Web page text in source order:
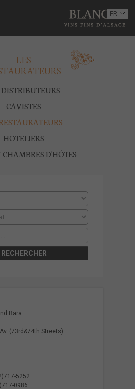
DOMAINE
OENOTOURISME
BOUTIQUE
PRESSE
CONTACT
FR
EN
LES
DISTRIBUTEURS
CAVISTES
HOTELIERS
CHAMBRES D'HÔTES
Bara
(73rd&74th Streets)
5252
0986